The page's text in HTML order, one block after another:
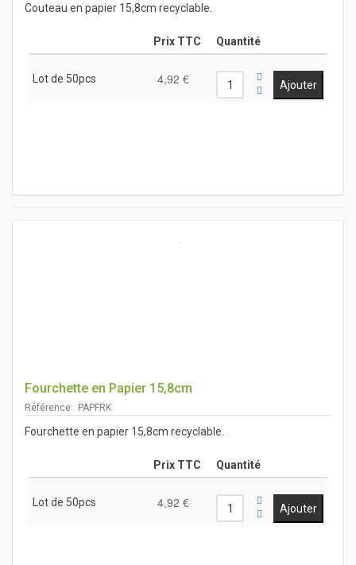
Couteau en papier 15,8cm recyclable.
Prix TTC Quantité
Lot de 50pcs 4,92 €
Fourchette en Papier 15,8cm
Référence: PAPFRK
Fourchette en papier 15,8cm recyclable.
Prix TTC Quantité
Lot de 50pcs 4,92 €